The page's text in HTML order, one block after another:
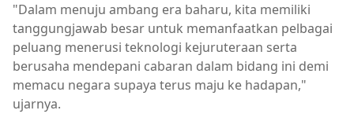
"Dalam menuju ambang era baharu, kita memiliki
tanggungjawab besar untuk memanfaatkan pelbagai
peluang menerusi teknologi kejuruteraan serta
berusaha mendepani cabaran dalam bidang ini demi
memacu negara supaya terus maju ke hadapan,"
ujarnya.